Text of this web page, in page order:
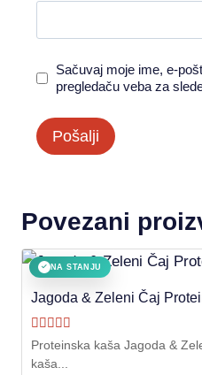
Sačuvaj moje ime, e-
pregledaču veba za
Povezani
✓ NA STANJU
Jagoda & Zeleni Čaj
Ocenjeno sa
od 5
Proteinska kaša Jagoda &
kaša...